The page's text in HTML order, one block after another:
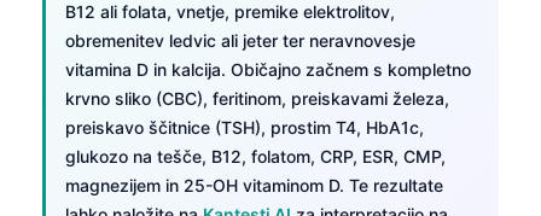
B12 ali folata, vnetje, premike elektrolitov,
obremenitev ledvic ali jeter ter neravnovesje
vitamina D in kalcija. Običajno začnem s kompletno
krvno sliko (CBC), feritinom, preiskavami železa,
preiskavo ščitnice (TSH), prostim T4, HbA1c,
glukozo na tešče, B12, folatom, CRP, ESR, CMP,
magnezijem in 25-OH vitaminom D. Te rezultate